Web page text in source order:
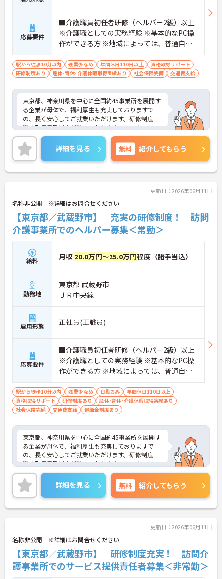
応募要件
■介護職員初任者研修（ヘルパー2級）以上
※介護職としての実務経験 ※基本的なPC操
作ができる方 ※地域によっては、普通自動
車運転免許(AT限定可)が必要となる場合が
あります。
駅から徒歩10分以内 残業少なめ 年間休日110日以上
資格取得サポート
研修制度あり
産休･育休･介護休暇取得実績あり 社会保険完備 交通費支給
東京都、神奈川県を中心に全国約45事業所を展開す
る企業が母体で、福利厚生も充実しておりますで
の、長く安心してご就業いただけます。研修制度や
資格取得奨励制度が整っておりますのでスキルアッ
プも目指せる環境です。
ご興味のある方は是非お気軽にお問い合わせ下さ
い。
詳細を見る 無料 紹介してもらう
更新日：2026年06月11日
名称非公開 ※詳細はお問合せください
【東京都／武蔵野市】 充実の研修制度！ 訪問
介護事業所でのヘルパー募集＜常勤＞
給料 月収 20.0万円～25.0万円程度（諸手当込）
勤務地
東京都 武蔵野市
ＪＲ中央線
雇用形態 正社員(正職員)
応募要件
■介護職員初任者研修（ヘルパー2級）以上
※介護職としての実務経験 ※基本的なPC操
作ができる方 ※地域によっては、普通自動
車運転免許(AT限定可)が必要となる場合が
あります。
駅から徒歩10分以内 残業少なめ 日勤のみ
年間休日110日以上
資格取得サポート
研修制度あり
産休･育休･介護休暇取得実績あり
社会保険完備
交通費支給 退職金制度あり
東京都、神奈川県を中心に全国約45事業所を展開す
る企業が母体で、福利厚生も充実しておりますで
の、長く安心してご就業いただけます。研修制度や
資格取得奨励制度が整っておりますのでスキルアッ
プも目指せる環境です。
ご興味のある方は是非お気軽にお問い合わせ下さ
い。
詳細を見る 無料 紹介してもらう
更新日：2026年06月11日
名称非公開 ※詳細はお問合せください
【東京都／武蔵野市】 研修制度充実！ 訪問介
護事業所でのサービス提供責任者募集＜非常勤＞